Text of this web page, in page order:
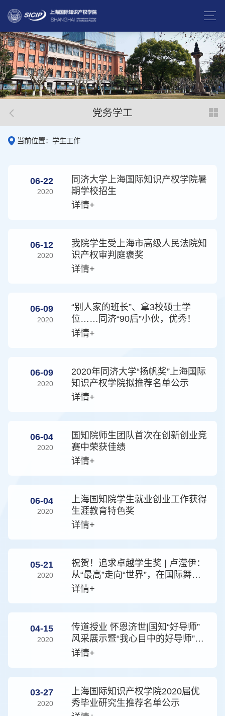
党务学工
当前位置：学生工作
06-22
2020
同济大学上海国际知识产权学院暑
期学校招生
详情+
06-12
2020
我院学生受上海市高级人民法院知
识产权审判庭褒奖
详情+
06-09
2020
“别人家的班长”、拿3校硕士学
位……同济“90后”小伙，优秀！
详情+
06-09
2020
2020年同济大学“扬帆奖”上海国际
知识产权学院拟推荐名单公示
详情+
06-04
2020
国知院师生团队首次在创新创业竞
赛中荣获佳绩
详情+
06-04
2020
上海国知院学生就业创业工作获得
生涯教育特色奖
详情+
05-21
2020
祝贺！追求卓越学生奖 | 卢滢伊：
从“最高”走向“世界”，在国际舞台
上担当的国知青年
详情+
04-15
2020
传道授业 怀恩济世|国知“好导师”
风采展示暨“我心目中的好导师”评
选活动
详情+
03-27
2020
上海国际知识产权学院2020届优
秀毕业研究生推荐名单公示